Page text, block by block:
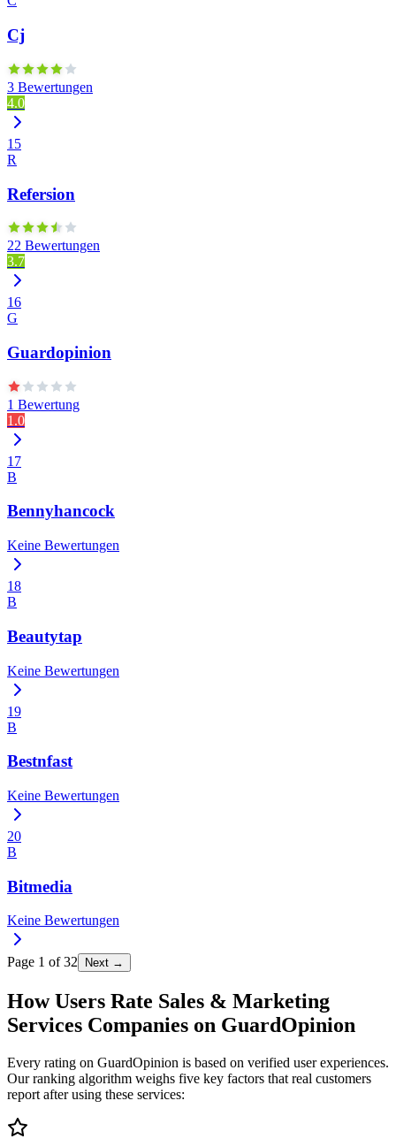
Cj
3 Bewertungen
4.0
15
R
Refersion
22 Bewertungen
3.7
16
G
Guardopinion
1 Bewertung
1.0
17
B
Bennyhancock
Keine Bewertungen
18
B
Beautytap
Keine Bewertungen
19
B
Bestnfast
Keine Bewertungen
20
B
Bitmedia
Keine Bewertungen
Page 1 of32 Next →
How Users Rate Sales & Marketing
Services Companies on GuardOpinion
Every rating on GuardOpinion is based on verified user experiences.
Our ranking algorithm weighs five key factors that real customers
report after using these services: